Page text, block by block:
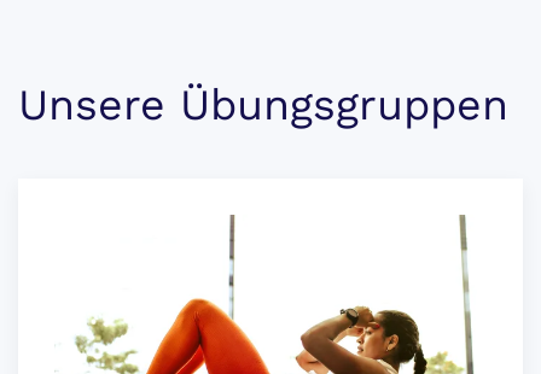
Unsere Übungsgruppen